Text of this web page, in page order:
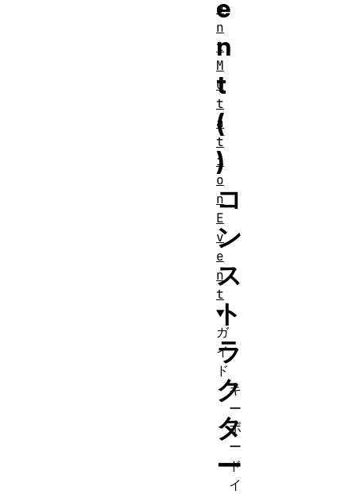
e
n
t
(
)
コ
ン
ス
ト
ラ
ク
タ
ー
e
n
t
M
u
t
a
t
i
o
n
E
v
e
n
t
ガ
イ
ド
キ
ー
ボ
ー
ド
イ